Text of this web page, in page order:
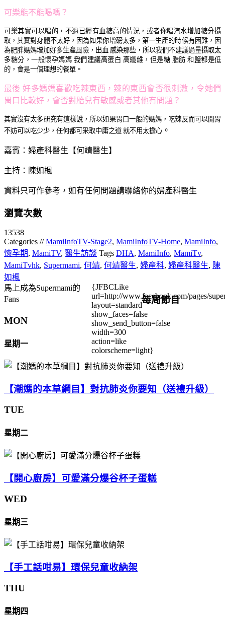
可樂能不能喝嗎？
可樂其實可以喝的，不過已經有血糖高的情況，或者你喝汽水增加糖分攝
取，其實對身體不太好，因為如果你增磅太多，第一生產的時候有困難，因
為肥胖媽媽增加好多生產風險，出血 感染那些，所以我們不建議過量攝取太
多糖分，一般懷孕媽媽 我們建議高蛋白 高纖維，但是糖 脂肪 和鹽都是低
的，會是一個理想的餐單。
最後 好多媽媽喜歡吃辣東西，辣的東西會否很刺激，令她們
胃口比較好，會否對胎兒有敏感或者其他有問題？
其實沒有太多研究有這樣說，所以如果胃口一般的媽媽，吃辣反而可以開胃
不妨可以吃少少，任何都可采取中庸之道 就不用太擔心 。
嘉賓：婦產科醫生【何靖醫生】
主持：陳如楓
資料只可作參考，如有任何問題請聯絡你的婦產科醫生
瀏覽次數
13538
Categories //MamiInfoTV-Stage2, MamiInfoTV-Home, MamiInfo,
懷孕期, MamiTV, 醫生訪談 Tags DHA, MamiInfo, MamiTv,
MamiTvhk, Supermami, 何靖, 何靖醫生, 婦產科, 婦產科醫生, 陳
如楓
馬上成為Supermami的
Fans
{JFBCLike
url=http://www.facebook.com/pages/
layout=standard
show_faces=false
show_send_button=false
width=300
action=like
colorscheme=light}
每周節目
MON
星期一
【潮媽的本草綱目】對抗肺炎你要知（送禮升級）
TUE
星期二
【開心廚房】可愛滿分爆谷杯子蛋糕
WED
星期三
【手工話咁易】環保兒童收納架
THU
星期四